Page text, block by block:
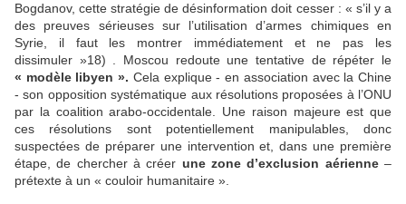
Bogdanov, cette stratégie de désinformation doit cesser : « s’il y a
des preuves sérieuses sur l’utilisation d’armes chimiques en
Syrie, il faut les montrer immédiatement et ne pas les
dissimuler »18) . Moscou redoute une tentative de répéter le
« modèle libyen ». Cela explique - en association avec la Chine
- son opposition systématique aux résolutions proposées à l’ONU
par la coalition arabo-occidentale. Une raison majeure est que
ces résolutions sont potentiellement manipulables, donc
suspectées de préparer une intervention et, dans une première
étape, de chercher à créer une zone d’exclusion aérienne–
prétexte à un « couloir humanitaire ».